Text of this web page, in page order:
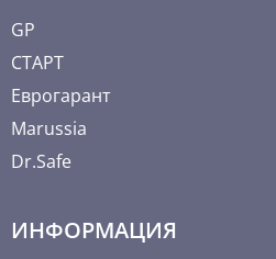
GP
СТАРТ
Еврогарант
Marussia
Dr.Safe
ИНФОРМАЦИЯ